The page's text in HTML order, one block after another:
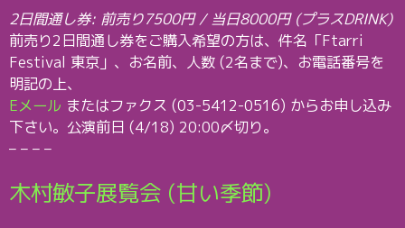
2日間通し券: 前売り7500円 / 当日8000円 (プラスDRINK)
前売り2日間通し券をご購入希望の方は、件名「Ftarri
Festival 東京」、お名前、人数 (2名まで)、お電話番号を
明記の上、
Eメール またはファクス (03-5412-0516) からお申し込み
下さい。公演前日 (4/18) 20:00〆切り。
– – – –
木村敏子展覧会 (甘い季節)